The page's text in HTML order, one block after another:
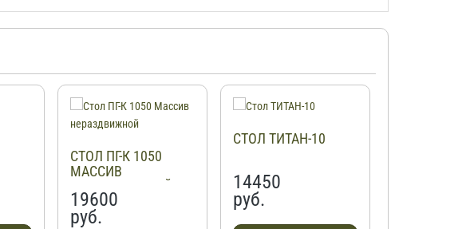
СТОЛ ПГ-К 1050
МАССИВ
19600
руб.
СТОЛ ТИТАН-10
14450
руб.